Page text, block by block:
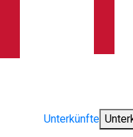
Unterkünfte